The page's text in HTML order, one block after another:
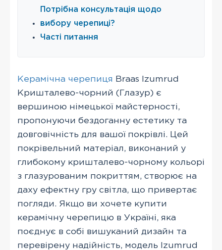
Потрібна консультація щодо
вибору черепиці?
Часті питання
Керамічна черепиця
Braas Izumrud
Кришталево-чорний (Глазур) є
вершиною німецької майстерності,
пропонуючи бездоганну естетику та
довговічність для вашої покрівлі. Цей
покрівельний матеріал, виконаний у
глибокому кришталево-чорному кольорі
з глазурованим покриттям, створює на
даху ефектну гру світла, що привертає
погляди. Якщо ви хочете купити
керамічну черепицю в Україні, яка
поєднує в собі вишуканий дизайн та
перевірену надійність, модель Izumrud